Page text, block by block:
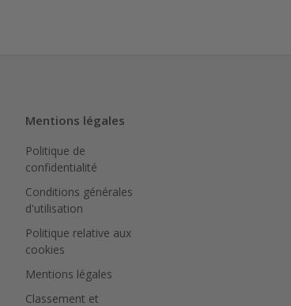
Mentions légales
Politique de
confidentialité
Conditions générales
d'utilisation
Politique relative aux
cookies
Mentions légales
Classement et